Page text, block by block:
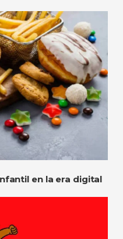
en la era digital